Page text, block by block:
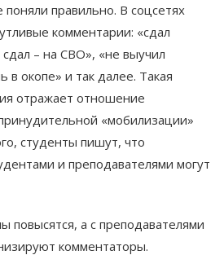
правильно. В соцсетях
комментарии: «сдал
– на СВО», «не выучил
окопе» и так далее. Такая
отражает отношение
«мобилизации»
студенты пишут, что
и преподавателями могут
повысятся, а с преподавателями
комментаторы.